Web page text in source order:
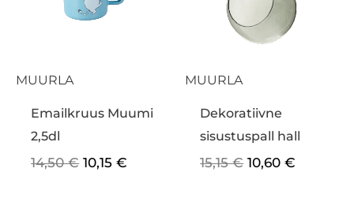
MUURLA
Emailkruus Muumi
2,5dl
14,50€ 10,15€
MUURLA
Dekoratiivne
sisustuspall hall
15,15€ 10,60€